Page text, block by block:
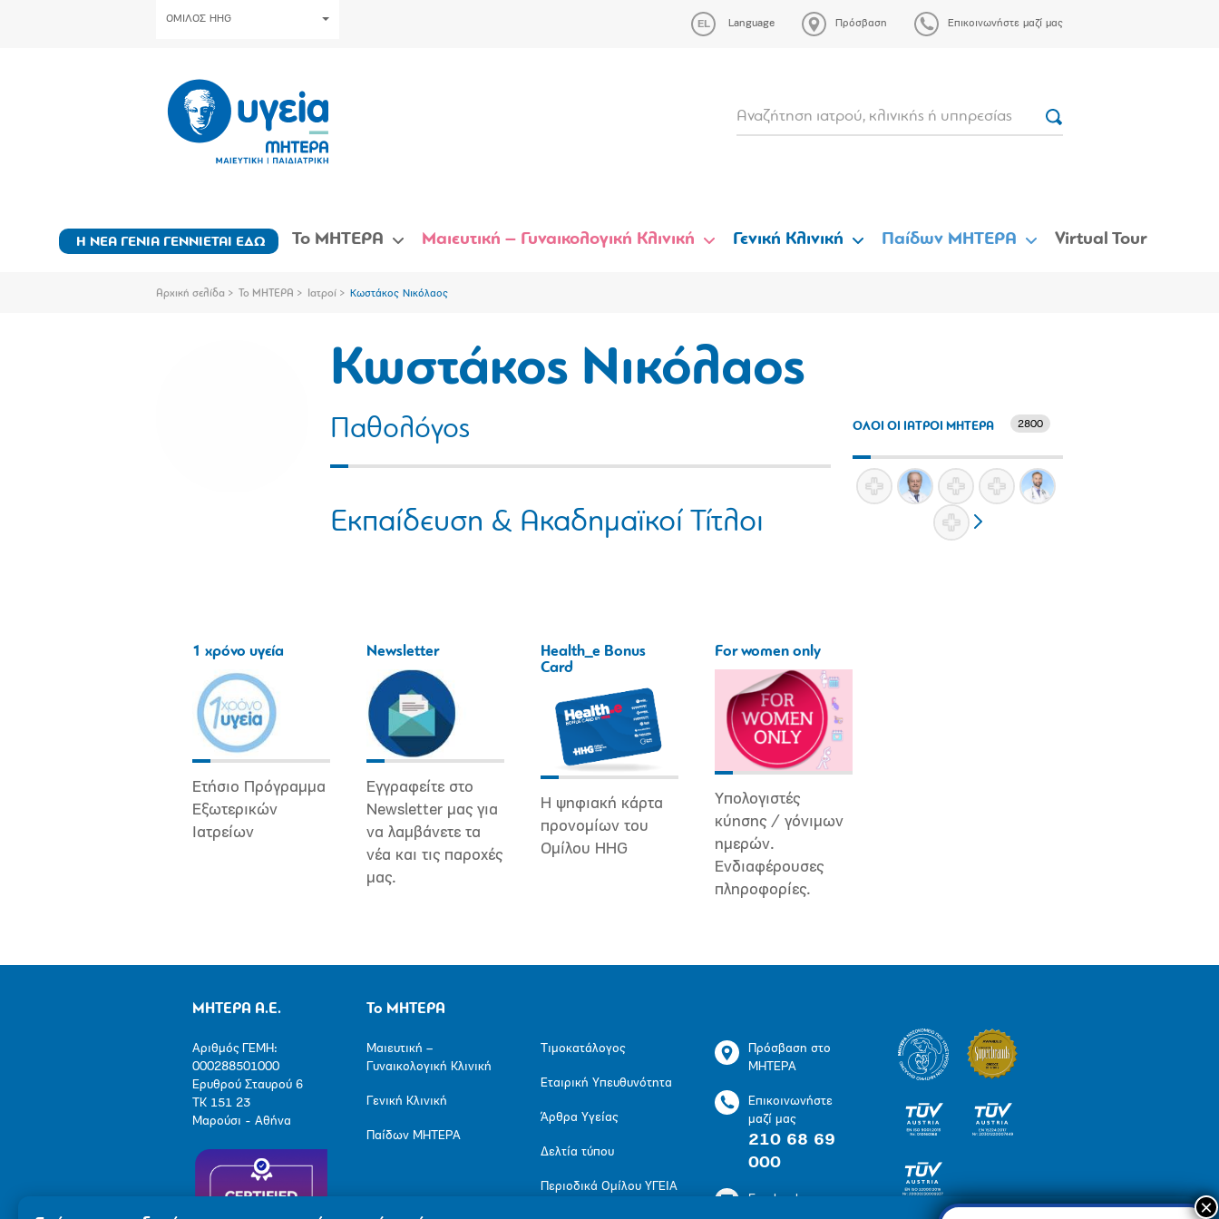
ΟΜΙΛΟΣ HHG Language Πρόσβαση Επικοινωνήστε μαζί μας
Η ΝΕΑ ΓΕΝΙΑ ΓΕΝΝΙΕΤΑΙ ΕΔΩ Το ΜΗΤΕΡΑ Μαιευτική – Γυναικολογική Κλινική Γενική Κλινική Παίδων ΜΗΤΕΡΑ Virtual Tour
Αρχική σελίδα Το ΜΗΤΕΡΑ Ιατροί Κωστάκος Νικόλαος
Κωστάκος Νικόλαος
Παθολόγος
Εκπαίδευση & Ακαδημαϊκοί Τίτλοι
ΟΛΟΙ ΟΙ ΙΑΤΡΟΙ ΜΗΤΕΡΑ 2800
1 χρόνο υγεία
Ετήσιο Πρόγραμμα
Εξωτερικών
Ιατρείων
Newsletter
Εγγραφείτε στο
Newsletter μας για
να λαμβάνετε τα
νέα και τις παροχές
μας.
Health_e Bonus
Card
Η ψηφιακή κάρτα
προνομίων του
Ομίλου HHG
For women only
Υπολογιστές
κύησης / γόνιμων
ημερών.
Ενδιαφέρουσες
πληροφορίες.
ΜΗΤΕΡΑ Α.Ε.
Αριθμός ΓΕΜΗ:
000288501000
Ερυθρού Σταυρού 6
ΤΚ 151 23
Μαρούσι - Αθήνα
Το ΜΗΤΕΡΑ
Μαιευτική –
Γυναικολογική Κλινική
Γενική Κλινική
Παίδων ΜΗΤΕΡΑ
Τιμοκατάλογος
Εταιρική Υπευθυνότητα
Άρθρα Υγείας
Δελτία τύπου
Περιοδικά Ομίλου ΥΓΕΙΑ
Πρόσβαση στο
ΜΗΤΕΡΑ
Επικοινωνήστε
μαζί μας
210 68 69
000
Facebook